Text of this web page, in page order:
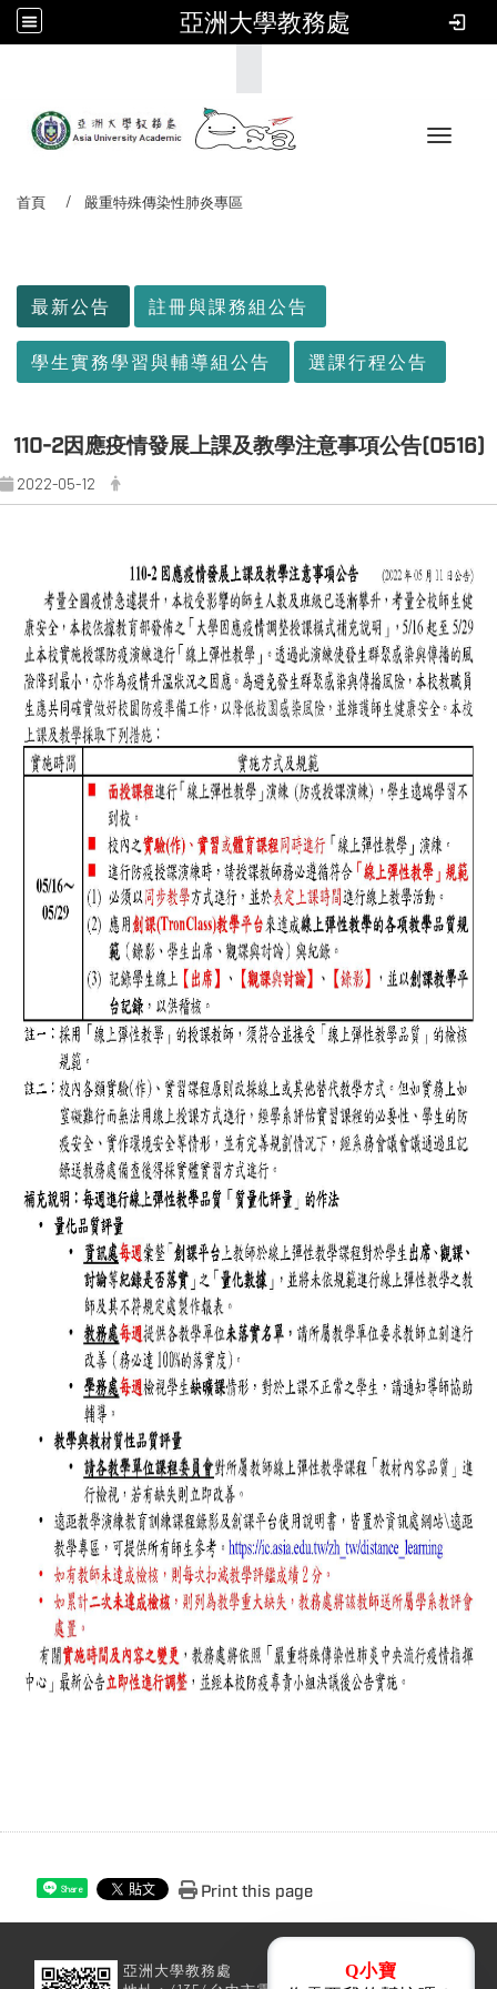
亞洲大學教務處
Toggle
首頁 嚴重特殊傳染性肺炎專區
最新公告 註冊與課務組公告
學生實務學習與輔導組公告 選課行程公告
110-2因應疫情發展上課及教學注意事項公告(0516)
2022-05-12
Share Print this page
亞洲大學教務處
Q小寶